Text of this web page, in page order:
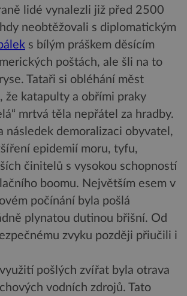
lidé vynalezli již před 2500
neobtěžovali s diplomatickým
s bílým práškem děsícím
poštách, ale šli na to
Tataři si obléhání měst
že katapulty a obřími praky
mrtvá těla nepřátel za hradby.
následek demoralizaci obyvatel,
epidemií moru, tyfu,
činitelů s vysokou schopností
boomu. Největším esem v
počínání byla pošlá
plynatou dutinou břišní. Od
zvyku později přiučili i
pošlých zvířat byla otrava
vodních zdrojů. Tato